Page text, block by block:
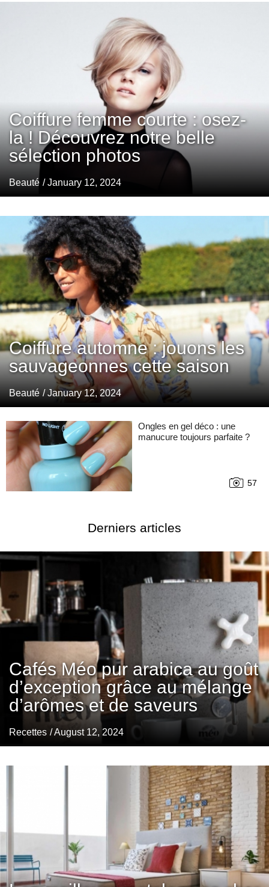
Coiffure femme courte : osez-
la ! Découvrez notre belle
sélection photos
Beauté / January 12, 2024
Coiffure automne : jouons les
sauvageonnes cette saison
Beauté / January 12, 2024
Ongles en gel déco : une
manucure toujours parfaite ?
57
Derniers articles
Cafés Méo pur arabica au goût
d’exception grâce au mélange
d’arômes et de saveurs
Recettes / August 12, 2024